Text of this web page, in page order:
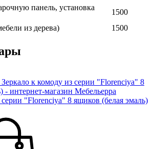
панель, установка
1500
из дерева)
1500
"Florenciya" 8 ящиков (белая эмаль)